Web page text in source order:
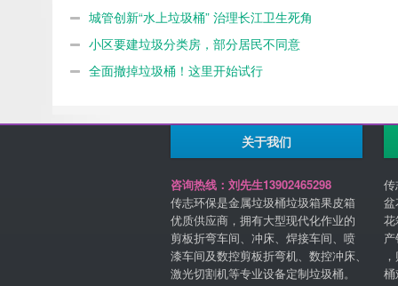
城管创新“水上垃圾桶” 治理长江卫生死角
小区要建垃圾分类房，部分居民不同意
全面撤掉垃圾桶！这里开始试行
关于我们
咨询热线：刘先生13902465298
传志环保是金属垃圾桶垃圾箱果皮箱
优质供应商，拥有大型现代化作业的
剪板折弯车间、冲床、焊接车间、喷
漆车间及数控剪板折弯机、数控冲床、
激光切割机等专业设备定制垃圾桶。